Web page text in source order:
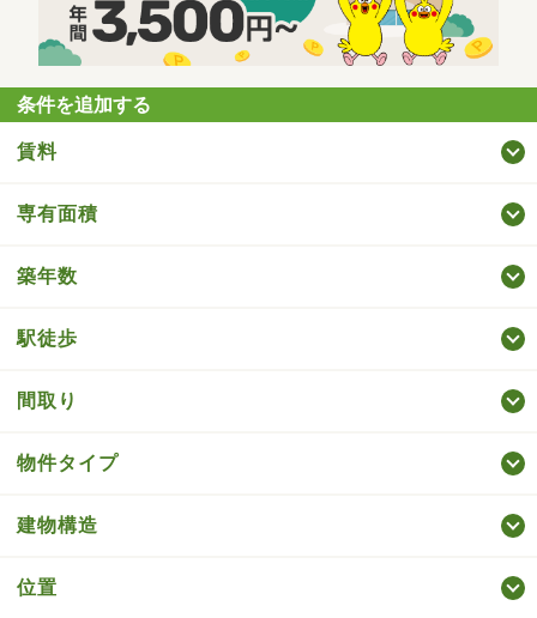
条件を追加する
賃料
専有面積
築年数
駅徒歩
間取り
物件タイプ
建物構造
位置